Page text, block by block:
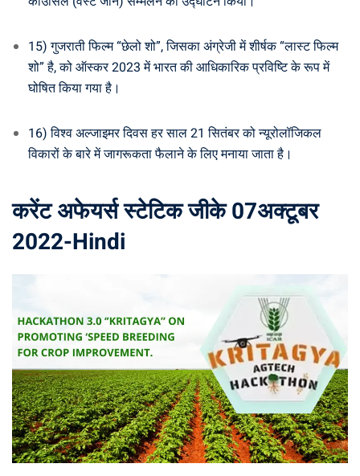
15) गुजराती फिल्म “छेलो शो”, जिसका अंग्रेजी में शीर्षक “लास्ट फिल्म
शो” है, को ऑस्कर 2023 में भारत की आधिकारिक प्रविष्टि के रूप में
घोषित किया गया है।
16) विश्व अल्जाइमर दिवस हर साल 21 सितंबर को न्यूरोलॉजिकल
विकारों के बारे में जागरूकता फैलाने के लिए मनाया जाता है।
करेंट अफेयर्स स्टेटिक जीके 07अक्टूबर
2022-Hindi